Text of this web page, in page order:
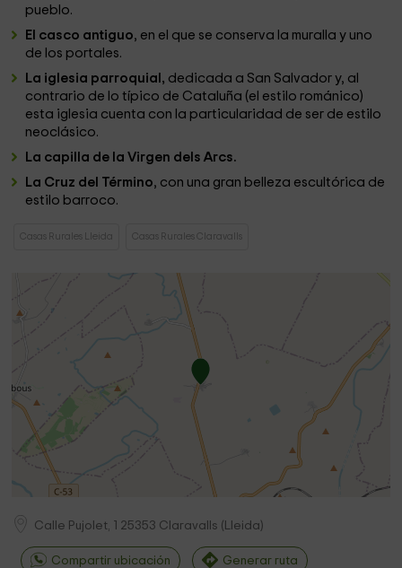
pueblo.
El casco antiguo, en el que se conserva la muralla y uno
de los portales.
La iglesia parroquial, dedicada a San Salvador y, al
contrario de lo típico de Cataluña (el estilo románico)
esta iglesia cuenta con la particularidad de ser de estilo
neoclásico.
La capilla de la Virgen dels Arcs.
La Cruz del Término, con una gran belleza escultórica de
estilo barroco.
Casas Rurales Lleida Casas Rurales Claravalls
Calle Pujolet, 1 25353 Claravalls ( Lleida)
Compartir ubicación Generar ruta